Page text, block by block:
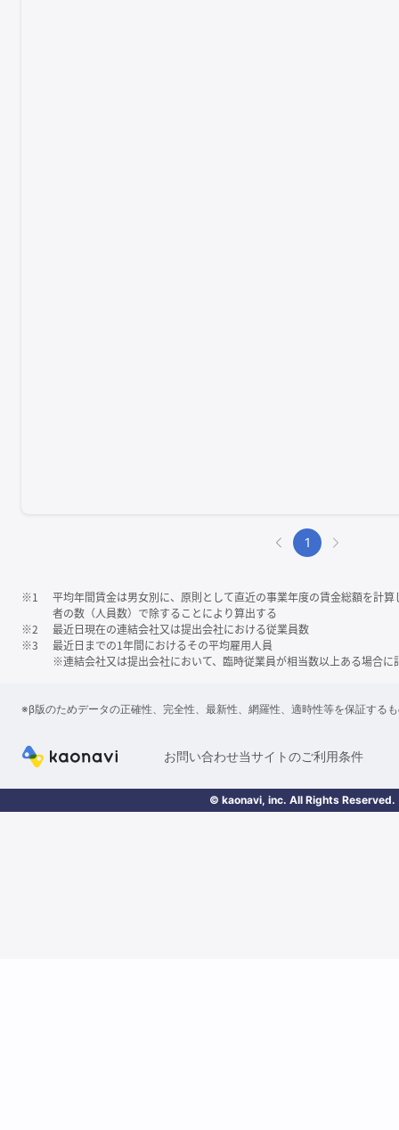
1
※1
平均年間賃金は男女別に、原則として直近の事業年度の賃金総額を計
者の数（人員数）で除することにより算出する
※2
最近日現在の連結会社又は提出会社における従業員数
※3
最近日までの1年間におけるその平均雇用人員
※連結会社又は提出会社において、臨時従業員が相当数以上ある場合に
※β版のためデータの正確性、完全性、最新性、網羅性、適時性等を保証する
お問い合わせ当サイトのご利用条件
© kaonavi, inc. All Rights Reserved.